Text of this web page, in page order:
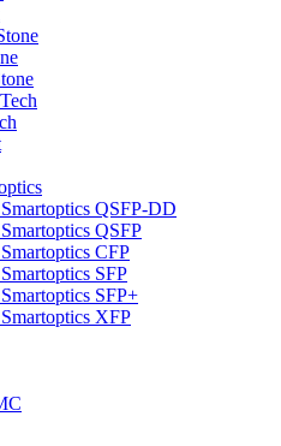
QSFP-DD
QSFP
CFP
SFP
SFP+
XFP